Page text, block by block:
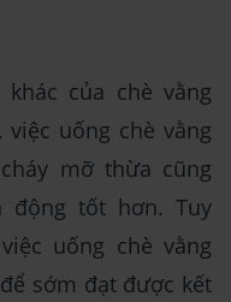
của chè vằng
uống chè vằng
mỡ thừa cũng
động tốt hơn. Tuy
uống chè vằng
sớm đạt được kết